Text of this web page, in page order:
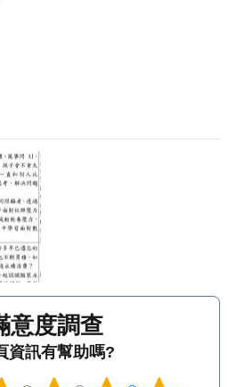
意度調查
資訊有幫助嗎?